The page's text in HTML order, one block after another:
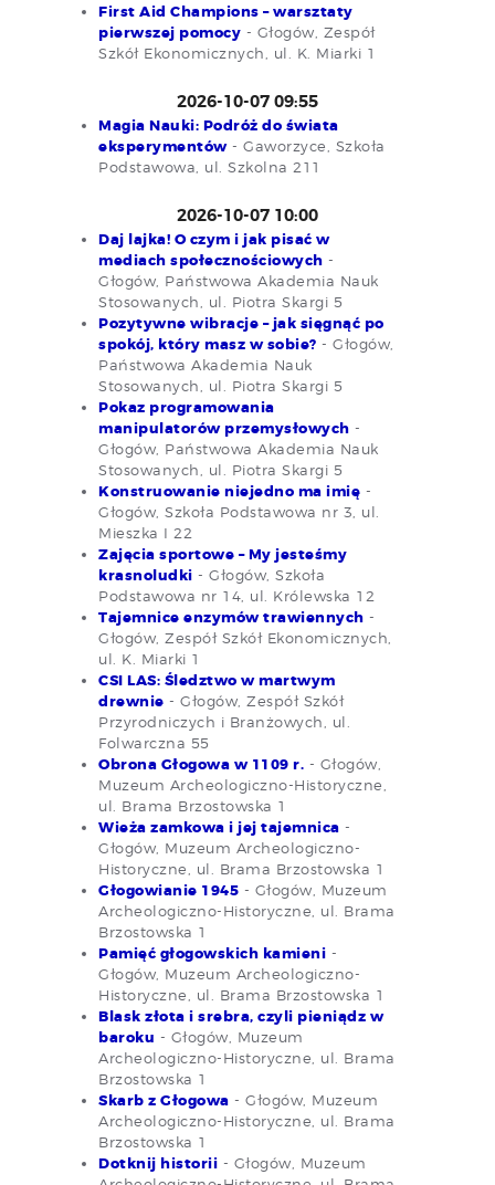
First Aid Champions – warsztaty
pierwszej pomocy - Głogów, Zespół
Szkół Ekonomicznych, ul. K. Miarki 1
2026-10-07 09:55
Magia Nauki: Podróż do świata
eksperymentów- Gaworzyce, Szkoła
Podstawowa, ul. Szkolna 211
2026-10-07 10:00
Daj lajka! O czym i jak pisać w
mediach społecznościowych -
Głogów, Państwowa Akademia Nauk
Stosowanych, ul. Piotra Skargi 5
Pozytywne wibracje – jak sięgnąć po
spokój, który masz w sobie? - Głogów,
Państwowa Akademia Nauk
Stosowanych, ul. Piotra Skargi 5
Pokaz programowania
manipulatorów przemysłowych -
Głogów, Państwowa Akademia Nauk
Stosowanych, ul. Piotra Skargi 5
Konstruowanie niejedno ma imię -
Głogów, Szkoła Podstawowa nr 3, ul.
Mieszka I 22
Zajęcia sportowe – My jesteśmy
krasnoludki - Głogów, Szkoła
Podstawowa nr 14, ul. Królewska 12
Tajemnice enzymów trawiennych -
Głogów, Zespół Szkół Ekonomicznych,
ul. K. Miarki 1
CSI LAS: Śledztwo w martwym
drewnie - Głogów, Zespół Szkół
Przyrodniczych i Branżowych, ul.
Folwarczna 55
Obrona Głogowa w 1109 r. - Głogów,
Muzeum Archeologiczno-Historyczne,
ul. Brama Brzostowska 1
Wieża zamkowa i jej tajemnica -
Głogów, Muzeum Archeologiczno-
Historyczne, ul. Brama Brzostowska 1
Głogowianie 1945 - Głogów, Muzeum
Archeologiczno-Historyczne, ul. Brama
Brzostowska 1
Pamięć głogowskich kamieni -
Głogów, Muzeum Archeologiczno-
Historyczne, ul. Brama Brzostowska 1
Blask złota i srebra, czyli pieniądz w
baroku - Głogów, Muzeum
Archeologiczno-Historyczne, ul. Brama
Brzostowska 1
Skarb z Głogowa - Głogów, Muzeum
Archeologiczno-Historyczne, ul. Brama
Brzostowska 1
Dotknij historii - Głogów, Muzeum